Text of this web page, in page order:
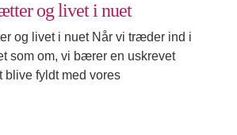
og livet i nuet
og livet i nuet Når vi træder ind i
som om, vi bærer en uskrevet
blive fyldt med vores